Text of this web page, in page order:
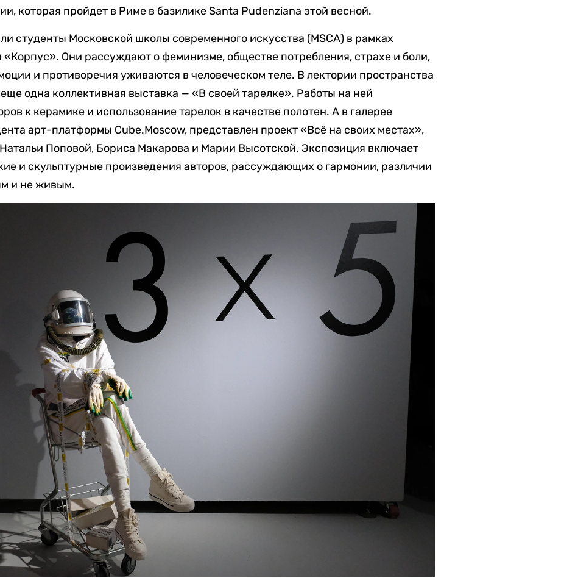
которая пройдет в Риме в базилике Santa Pudenziana этой весной.
студенты Московской школы современного искусства (MSCA) в рамках
«Корпус». Они рассуждают о феминизме, обществе потребления, страхе и боли,
и противоречия уживаются в человеческом теле. В лектории пространства
одна коллективная выставка — «В своей тарелке». Работы на ней
к керамике и использование тарелок в качестве полотен. А в галерее
арт-платформы Cube.Moscow, представлен проект «Всё на своих местах»,
Поповой, Бориса Макарова и Марии Высотской. Экспозиция включает
и скульптурные произведения авторов, рассуждающих о гармонии, различии
и не живым.